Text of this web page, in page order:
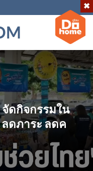
ดกิจกรรมใน
ดภาระ ลดค